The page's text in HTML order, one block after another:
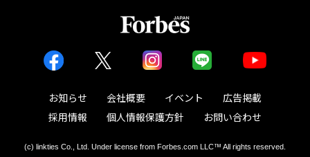
お知らせ 会社概要 イベント
広告掲載
採用情報
個人情報保護方針 お問い合わせ
(c) linkties Co., Ltd. Under license from Forbes.com LLC™ All rights reserved.